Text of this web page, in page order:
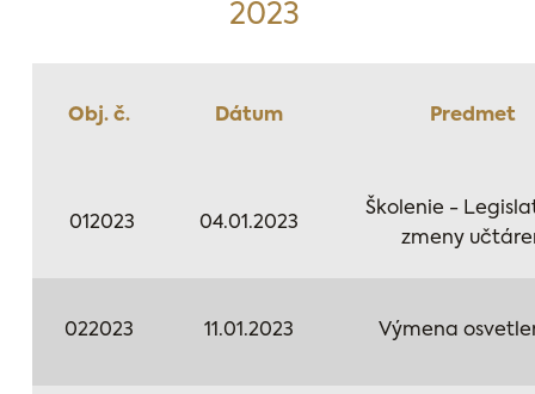
2023
Obj. č. Dátum Predmet
012023 04.01.2023
Školenie -
zmeny
022023 11.01.2023 Výmena